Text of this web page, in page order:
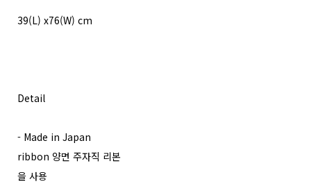
39(L) x76(W) cm
Detail
- Made in Japan
ribbon 양면 주자직 리본
을 사용